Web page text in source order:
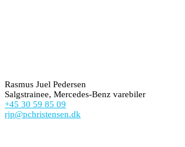
Rasmus Juel Pedersen
Salgstrainee, Mercedes-Benz varebiler
+45 30 59 85 09
rjp@pchristensen.dk